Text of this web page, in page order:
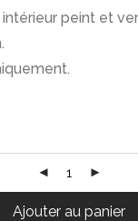
peint et
Ajouter au panier